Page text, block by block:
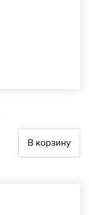
В корзину